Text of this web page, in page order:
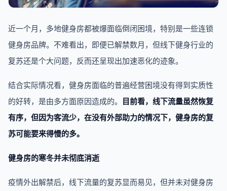
近一个月，多地健身房都被爆面临倒闭困境，特别是一些连锁
健身房品牌。不难看出，即便已解禁数月，但线下健身行业的
复苏还是个大问题，反而还呈现出加速恶化的迹象。
结合实际情况看，健身房面临的普遍经营困境没有得到实质性
的好转，是由多方面原因造成的。 目前看，线下流量虽然恢复
有序，但因为客流少，在没有外部助力的情况下，健身房的复
苏可能要来得慢的多。
健身房的寒冬并未彻底消逝
疫情外出解禁后，线下流量的复苏显而易见，但并未对健身房